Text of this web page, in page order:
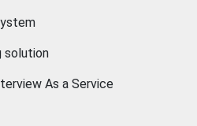
solution
As a Service